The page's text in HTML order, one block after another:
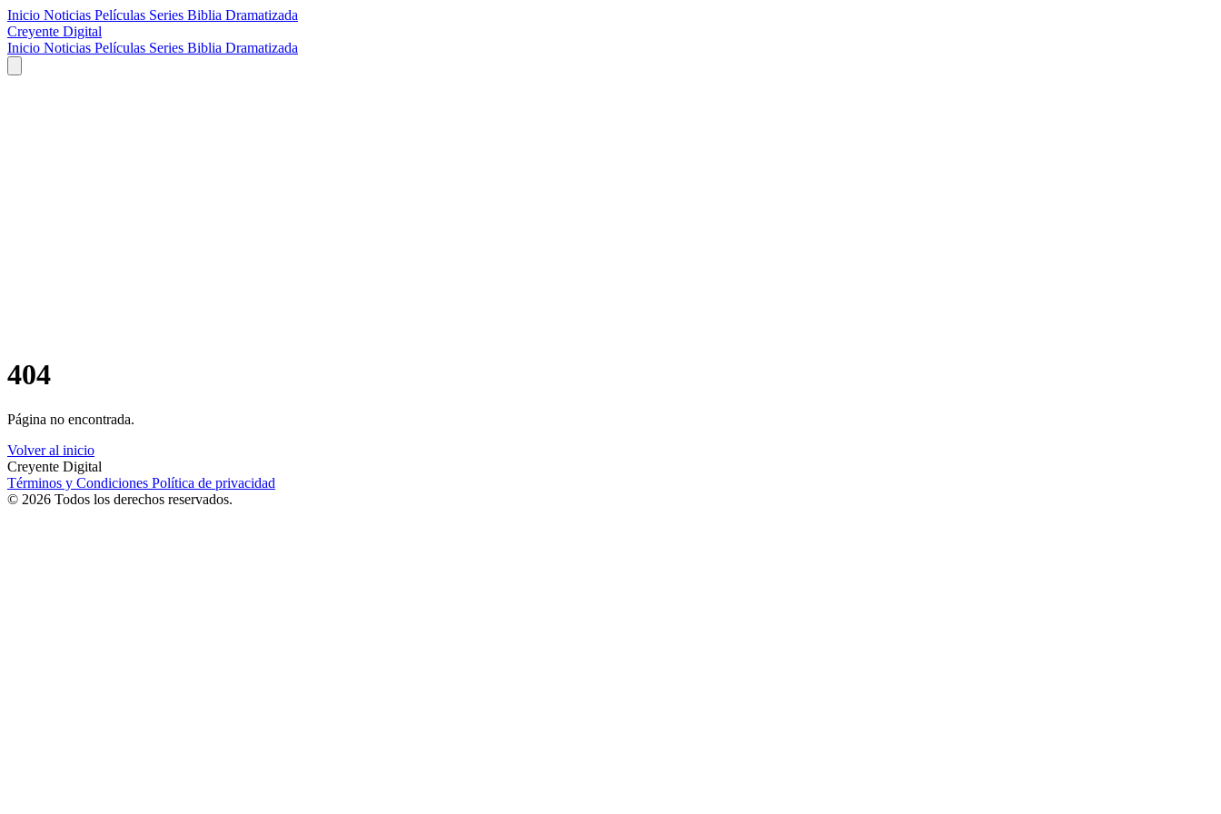
Inicio Noticias Películas Series Biblia Dramatizada
Creyente Digital
Inicio Noticias Películas Series Biblia Dramatizada
404
Página no encontrada.
Volver al inicio
Creyente Digital
Términos y Condiciones Política de privacidad
© 2026 Todos los derechos reservados.